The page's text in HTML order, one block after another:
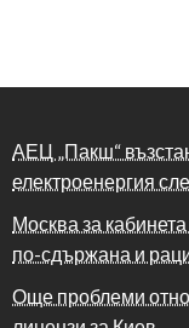
АЕЦ „Пакш“
електроенергия
Москва за
по-сдържана и
Още проблеми